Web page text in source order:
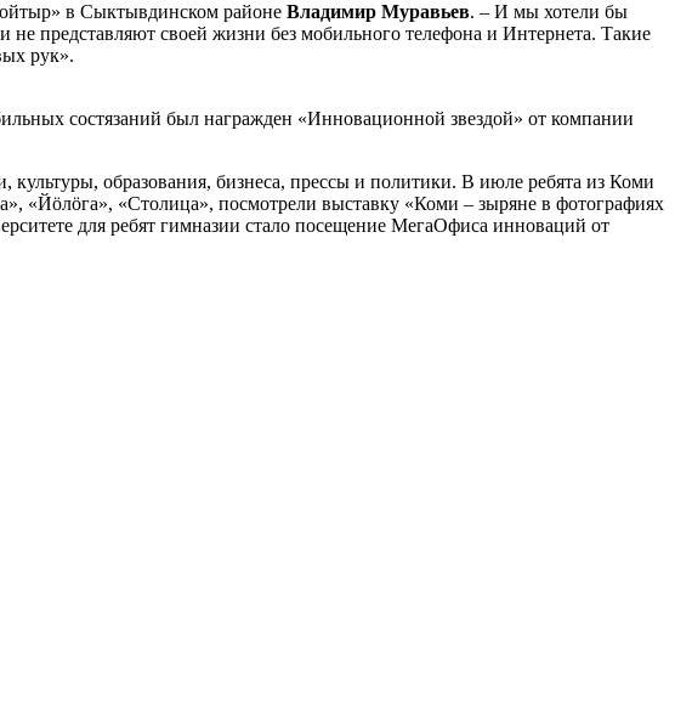
в Сыктывдинском районе Владимир Муравьев. – И мы хотели бы
представляют своей жизни без мобильного телефона и Интернета. Такие
рук».
состязаний был награжден «Инновационной звездой» от компании
образования, бизнеса, прессы и политики. В июле ребята из Коми
«Йöлöга», «Столица», посмотрели выставку «Коми – зыряне в фотографиях
для ребят гимназии стало посещение МегаОфиса инноваций от